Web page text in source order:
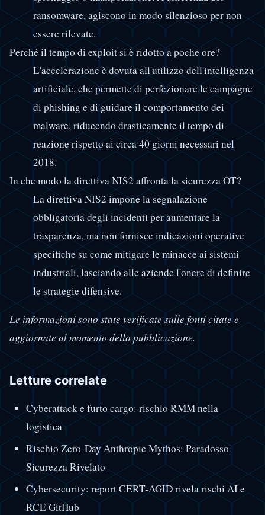
ransomware, agiscono in modo silenzioso per non
essere rilevate.
Perché il tempo di exploit si è ridotto a poche ore?
L'accelerazione è dovuta all'utilizzo dell'intelligenza
artificiale, che permette di perfezionare le campagne
di phishing e di guidare il comportamento dei
malware, riducendo drasticamente il tempo di
reazione rispetto ai circa 40 giorni necessari nel
2018.
In che modo la direttiva NIS2 affronta la sicurezza OT?
La direttiva NIS2 impone la segnalazione
obbligatoria degli incidenti per aumentare la
trasparenza, ma non fornisce indicazioni operative
specifiche su come mitigare le minacce ai sistemi
industriali, lasciando alle aziende l'onere di definire
le strategie difensive.
Le informazioni sono state verificate sulle fonti citate e
aggiornate al momento della pubblicazione.
Letture correlate
Cyberattack e furto cargo: rischio RMM nella
logistica
Rischio Zero-Day Anthropic Mythos: Paradosso
Sicurezza Rivelato
Cybersecurity: report CERT-AGID rivela rischi AI e
RCE GitHub